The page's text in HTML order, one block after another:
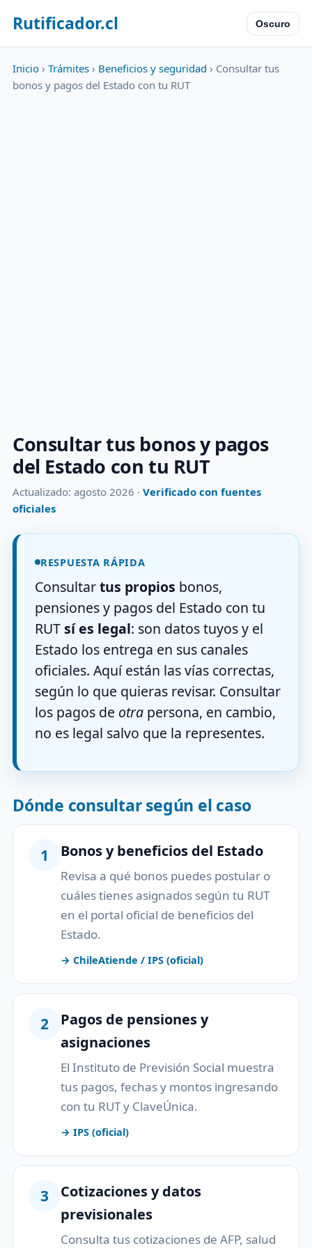
Rutificador.cl Oscuro
Inicio › Trámites › Beneficios y seguridad › Consultar tus
bonos y pagos del Estado con tu RUT
Consultar tus bonos y pagos
del Estado con tu RUT
Actualizado: agosto 2026 · Verificado con fuentes
oficiales
RESPUESTA RÁPIDA
Consultartus propios bonos,
pensiones y pagos del Estado con tu
RUTsí es legal: son datos tuyos y el
Estado los entrega en sus canales
oficiales. Aquí están las vías correctas,
según lo que quieras revisar. Consultar
los pagos de otra persona, en cambio,
no es legal salvo que la representes.
Dónde consultar según el caso
1 Bonos y beneficios del Estado
Revisa a qué bonos puedes postular o
cuáles tienes asignados según tu RUT
en el portal oficial de beneficios del
Estado.
→ ChileAtiende / IPS (oficial)
2
Pagos de pensiones y
asignaciones
El Instituto de Previsión Social muestra
tus pagos, fechas y montos ingresando
con tu RUT y ClaveÚnica.
→ IPS (oficial)
3
Cotizaciones y datos
previsionales
Consulta tus cotizaciones de AFP, salud